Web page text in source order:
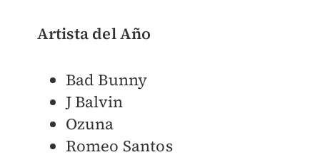
Artista del Año
Bad Bunny
J Balvin
Ozuna
Romeo Santos